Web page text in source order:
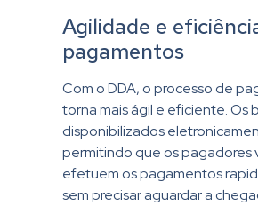
Agilidade e
pagamentos
Com o DDA, o processo de
torna mais ágil e eficiente. Os
disponibilizados
permitindo que os pagadores
efetuem os pagamentos
sem precisar aguardar a